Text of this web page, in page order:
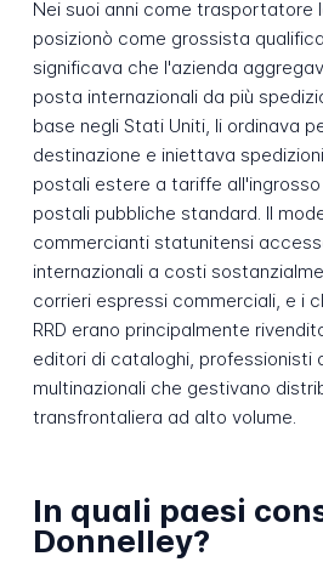
Nei suoi anni come trasportatore
posizionò come grossista
significava che l'azienda
posta internazionali da più
base negli Stati Uniti, li ordinava
destinazione e iniettava
postali estere a tariffe
postali pubbliche standard. Il
commercianti statunitensi
internazionali a costi
corrieri espressi commerciali, e i
RRD erano principalmente
editori di cataloghi, professionisti
multinazionali che gestivano
transfrontaliera ad alto volume.
In quali paesi
Donnelley?